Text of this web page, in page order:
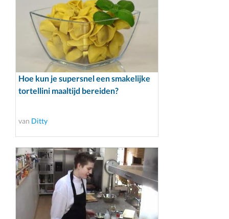
Hoe kun je supersnel een smakelijke
tortellini maaltijd bereiden?
van Ditty